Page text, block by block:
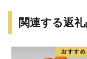
浮かんでおり、平
関連する返